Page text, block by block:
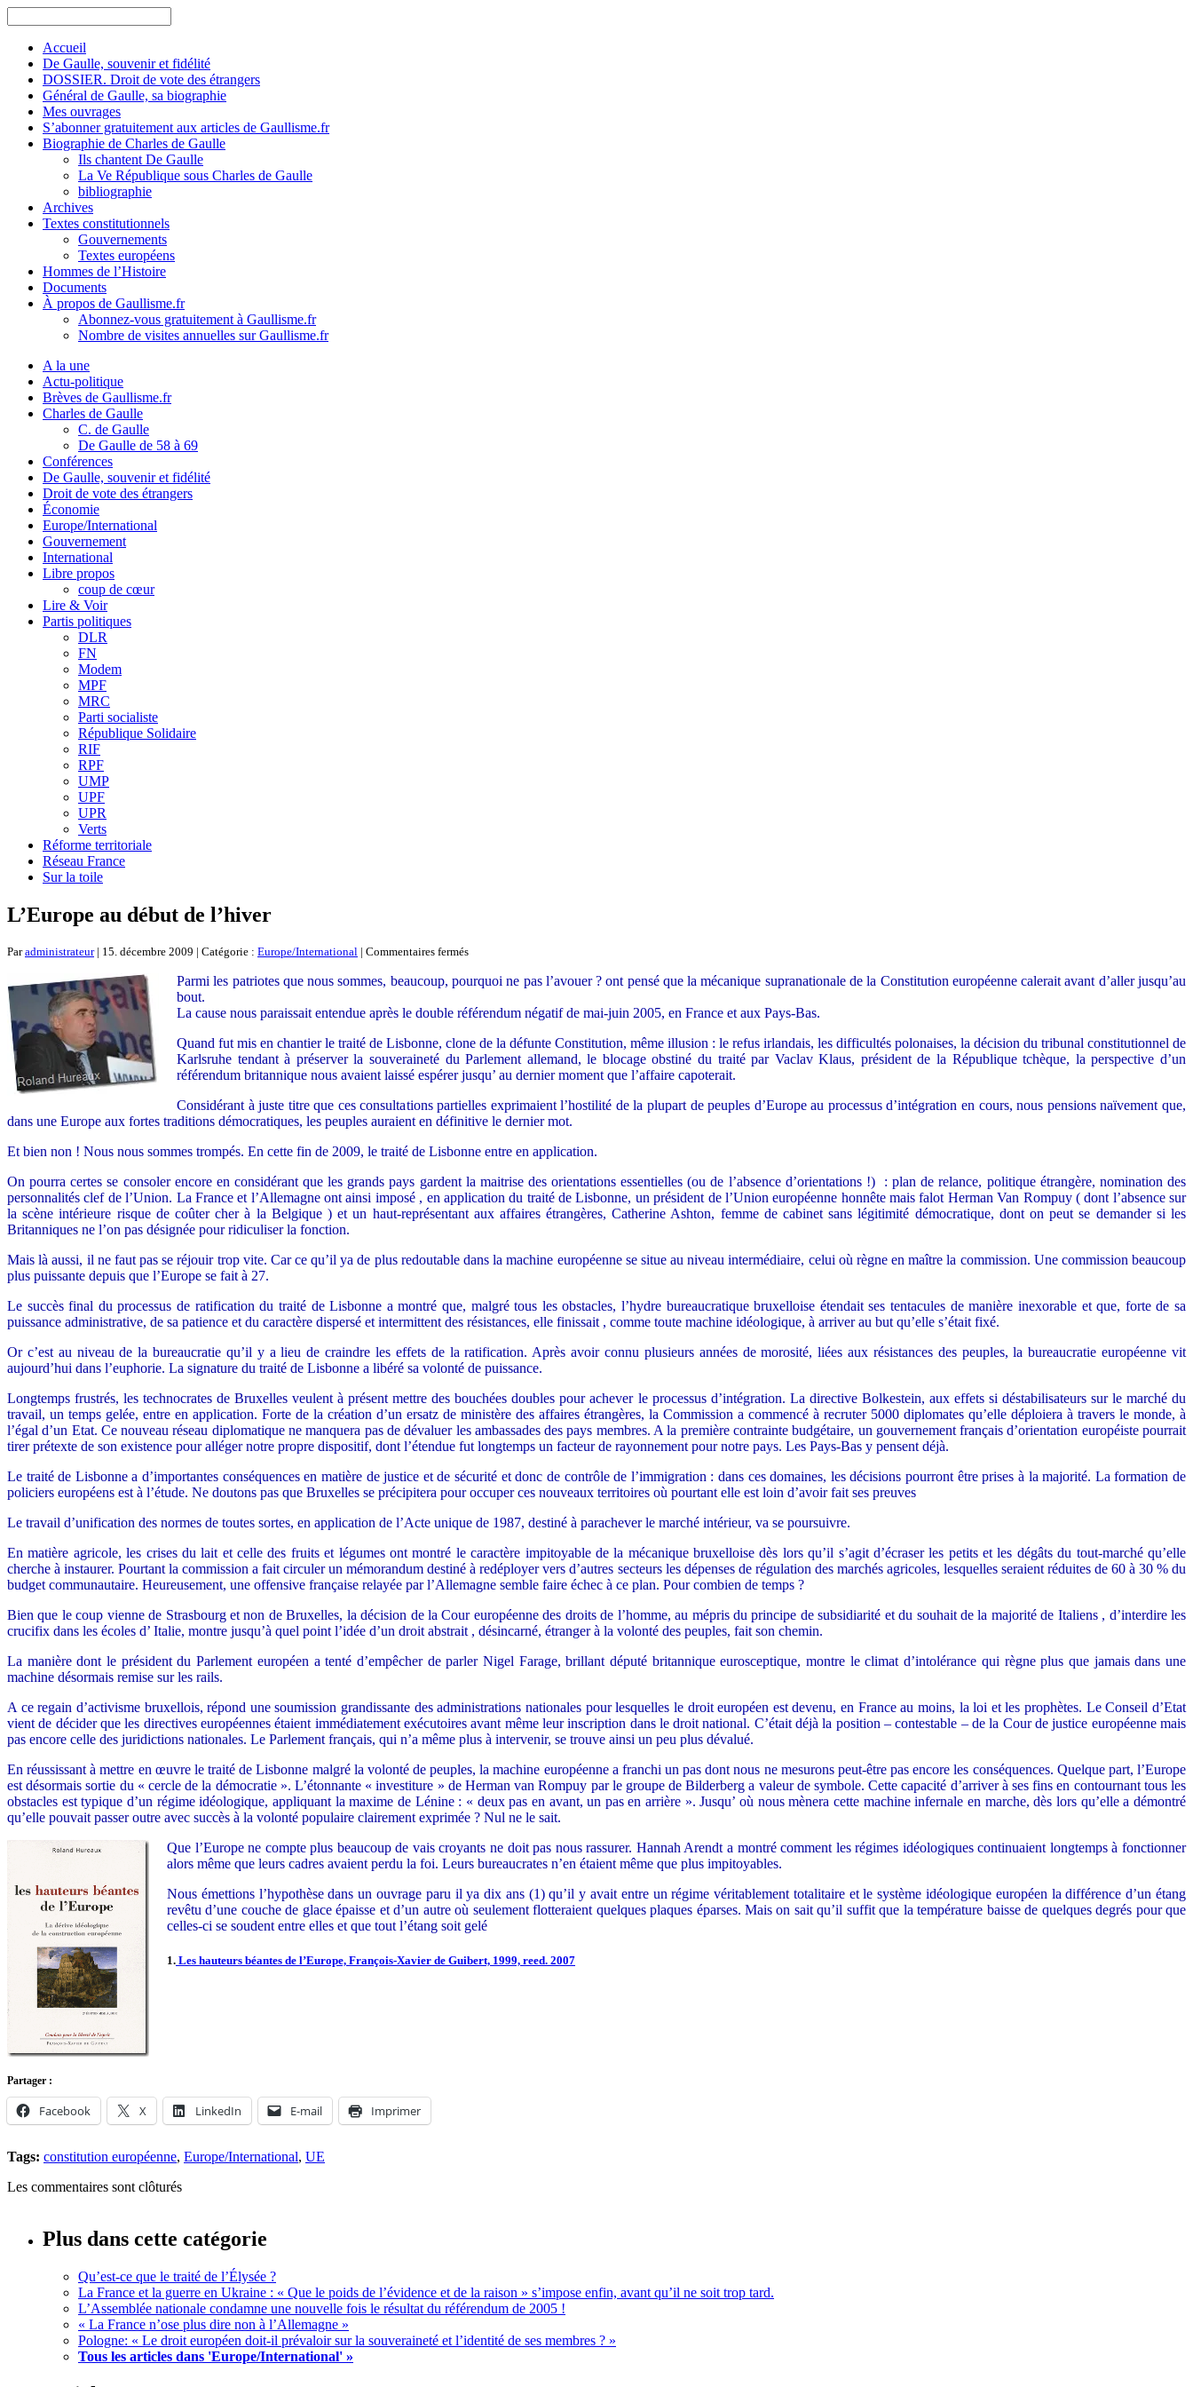
Accueil
De Gaulle, souvenir et fidélité
DOSSIER. Droit de vote des étrangers
Général de Gaulle, sa biographie
Mes ouvrages
S’abonner gratuitement aux articles de Gaullisme.fr
Biographie de Charles de Gaulle
Ils chantent De Gaulle
La Ve République sous Charles de Gaulle
bibliographie
Archives
Textes constitutionnels
Gouvernements
Textes européens
Hommes de l’Histoire
Documents
À propos de Gaullisme.fr
Abonnez-vous gratuitement à Gaullisme.fr
Nombre de visites annuelles sur Gaullisme.fr
A la une
Actu-politique
Brèves de Gaullisme.fr
Charles de Gaulle
C. de Gaulle
De Gaulle de 58 à 69
Conférences
De Gaulle, souvenir et fidélité
Droit de vote des étrangers
Économie
Europe/International
Gouvernement
International
Libre propos
coup de cœur
Lire & Voir
Partis politiques
DLR
FN
Modem
MPF
MRC
Parti socialiste
République Solidaire
RIF
RPF
UMP
UPF
UPR
Verts
Réforme territoriale
Réseau France
Sur la toile
L’Europe au début de l’hiver
Paradministrateur| 15. décembre 2009 | Catégorie : Europe/International | Commentaires ferméssur
au
de
l’hiver
Parmi les patriotes que nous sommes, beaucoup, pourquoi ne pas l’avouer ? ont pensé que la mécanique supranationale de la Constitution européenne calerait avant d’aller jusqu’au
bout.
La cause nous paraissait entendue après le double référendum négatif de mai-juin 2005, en France et aux Pays-Bas.
Quand fut mis en chantier le traité de Lisbonne, clone de la défunte Constitution, même illusion : le refus irlandais, les difficultés polonaises, la décision du tribunal constitutionnel de
Karlsruhe tendant à préserver la souveraineté du Parlement allemand, le blocage obstiné du traité par Vaclav Klaus, président de la République tchèque, la perspective d’un
référendum britannique nous avaient laissé espérer jusqu’ au dernier moment que l’affaire capoterait.
Considérant à juste titre que ces consultations partielles exprimaient l’hostilité de la plupart de peuples d’Europe au processus d’intégration en cours, nous pensions naïvement que,
dans une Europe aux fortes traditions démocratiques, les peuples auraient en définitive le dernier mot.
Et bien non ! Nous nous sommes trompés. En cette fin de 2009, le traité de Lisbonne entre en application.
On pourra certes se consoler encore en considérant que les grands pays gardent la maitrise des orientations essentielles (ou de l’absence d’orientations !) : plan de relance, politique étrangère, nomination des
personnalités clef de l’Union. La France et l’Allemagne ont ainsi imposé , en application du traité de Lisbonne, un président de l’Union européenne honnête mais falot Herman Van Rompuy ( dont l’absence sur
la scène intérieure risque de coûter cher à la Belgique ) et un haut-représentant aux affaires étrangères, Catherine Ashton, femme de cabinet sans légitimité démocratique, dont on peut se demander si les
Britanniques ne l’on pas désignée pour ridiculiser la fonction.
Mais là aussi, il ne faut pas se réjouir trop vite. Car ce qu’il ya de plus redoutable dans la machine européenne se situe au niveau intermédiaire, celui où règne en maître la commission. Une commission beaucoup
plus puissante depuis que l’Europe se fait à 27.
Le succès final du processus de ratification du traité de Lisbonne a montré que, malgré tous les obstacles, l’hydre bureaucratique bruxelloise étendait ses tentacules de manière inexorable et que, forte de sa
puissance administrative, de sa patience et du caractère dispersé et intermittent des résistances, elle finissait , comme toute machine idéologique, à arriver au but qu’elle s’était fixé.
Or c’est au niveau de la bureaucratie qu’il y a lieu de craindre les effets de la ratification. Après avoir connu plusieurs années de morosité, liées aux résistances des peuples, la bureaucratie européenne vit
aujourd’hui dans l’euphorie. La signature du traité de Lisbonne a libéré sa volonté de puissance.
Longtemps frustrés, les technocrates de Bruxelles veulent à présent mettre des bouchées doubles pour achever le processus d’intégration. La directive Bolkestein, aux effets si déstabilisateurs sur le marché du
travail, un temps gelée, entre en application. Forte de la création d’un ersatz de ministère des affaires étrangères, la Commission a commencé à recruter 5000 diplomates qu’elle déploiera à travers le monde, à
l’égal d’un Etat. Ce nouveau réseau diplomatique ne manquera pas de dévaluer les ambassades des pays membres. A la première contrainte budgétaire, un gouvernement français d’orientation européiste pourrait
tirer prétexte de son existence pour alléger notre propre dispositif, dont l’étendue fut longtemps un facteur de rayonnement pour notre pays. Les Pays-Bas y pensent déjà.
Le traité de Lisbonne a d’importantes conséquences en matière de justice et de sécurité et donc de contrôle de l’immigration : dans ces domaines, les décisions pourront être prises à la majorité. La formation de
policiers européens est à l’étude. Ne doutons pas que Bruxelles se précipitera pour occuper ces nouveaux territoires où pourtant elle est loin d’avoir fait ses preuves
Le travail d’unification des normes de toutes sortes, en application de l’Acte unique de 1987, destiné à parachever le marché intérieur, va se poursuivre.
En matière agricole, les crises du lait et celle des fruits et légumes ont montré le caractère impitoyable de la mécanique bruxelloise dès lors qu’il s’agit d’écraser les petits et les dégâts du tout-marché qu’elle
cherche à instaurer. Pourtant la commission a fait circuler un mémorandum destiné à redéployer vers d’autres secteurs les dépenses de régulation des marchés agricoles, lesquelles seraient réduites de 60 à 30 % du
budget communautaire. Heureusement, une offensive française relayée par l’Allemagne semble faire échec à ce plan. Pour combien de temps ?
Bien que le coup vienne de Strasbourg et non de Bruxelles, la décision de la Cour européenne des droits de l’homme, au mépris du principe de subsidiarité et du souhait de la majorité de Italiens , d’interdire les
crucifix dans les écoles d’ Italie, montre jusqu’à quel point l’idée d’un droit abstrait , désincarné, étranger à la volonté des peuples, fait son chemin.
La manière dont le président du Parlement européen a tenté d’empêcher de parler Nigel Farage, brillant député britannique eurosceptique, montre le climat d’intolérance qui règne plus que jamais dans une
machine désormais remise sur les rails.
A ce regain d’activisme bruxellois, répond une soumission grandissante des administrations nationales pour lesquelles le droit européen est devenu, en France au moins, la loi et les prophètes. Le Conseil d’Etat
vient de décider que les directives européennes étaient immédiatement exécutoires avant même leur inscription dans le droit national. C’était déjà la position – contestable – de la Cour de justice européenne mais
pas encore celle des juridictions nationales. Le Parlement français, qui n’a même plus à intervenir, se trouve ainsi un peu plus dévalué.
En réussissant à mettre en œuvre le traité de Lisbonne malgré la volonté de peuples, la machine européenne a franchi un pas dont nous ne mesurons peut-être pas encore les conséquences. Quelque part, l’Europe
est désormais sortie du « cercle de la démocratie ». L’étonnante « investiture » de Herman van Rompuy par le groupe de Bilderberg a valeur de symbole. Cette capacité d’arriver à ses fins en contournant tous les
obstacles est typique d’un régime idéologique, appliquant la maxime de Lénine : « deux pas en avant, un pas en arrière ». Jusqu’ où nous mènera cette machine infernale en marche, dès lors qu’elle a démontré
qu’elle pouvait passer outre avec succès à la volonté populaire clairement exprimée ? Nul ne le sait.
Que l’Europe ne compte plus beaucoup de vais croyants ne doit pas nous rassurer. Hannah Arendt a montré comment les régimes idéologiques continuaient longtemps à fonctionner
alors même que leurs cadres avaient perdu la foi. Leurs bureaucrates n’en étaient même que plus impitoyables.
Nous émettions l’hypothèse dans un ouvrage paru il ya dix ans (1) qu’il y avait entre un régime véritablement totalitaire et le système idéologique européen la différence d’un étang
revêtu d’une couche de glace épaisse et d’un autre où seulement flotteraient quelques plaques éparses. Mais on sait qu’il suffit que la température baisse de quelques degrés pour que
celles-ci se soudent entre elles et que tout l’étang soit gelé
1. Les hauteurs béantes de l’Europe, François-Xavier de Guibert, 1999, reed. 2007
Partager :
Facebook X LinkedIn E-mail Imprimer
Tags: constitution européenne, Europe/International, UE
Les commentaires sont clôturés
Plus dans cette catégorie
Qu’est-ce que le traité de l’Élysée ?
La France et la guerre en Ukraine : « Que le poids de l’évidence et de la raison » s’impose enfin, avant qu’il ne soit trop tard.
L’Assemblée nationale condamne une nouvelle fois le résultat du référendum de 2005 !
« La France n’ose plus dire non à l’Allemagne »
Pologne: « Le droit européen doit-il prévaloir sur la souveraineté et l’identité de ses membres ? »
Tous les articles dans 'Europe/International' »